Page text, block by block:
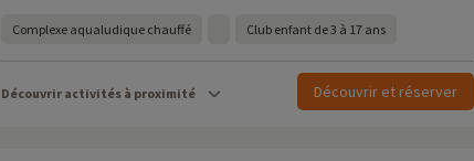
Complexe aqualudique chauffé Club enfant de 3 à 17 ans
Découvrir activités à proximité Découvrir et réserver